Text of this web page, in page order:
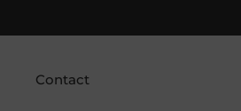
Contact